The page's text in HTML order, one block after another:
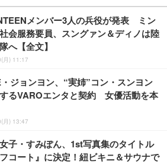
メンバー3人の兵役が発表 ミン
会服務要員、スングァン＆ディノは陸
へ【全文】
月) 11:17
ジョンヨン、“実姉”コン・スンヨン
るVAROエンタと契約 女優活動を本
月) 13:47
子・すみぽん、1st写真集のタイトル
コート』に決定！紐ビキニ＆サウナで